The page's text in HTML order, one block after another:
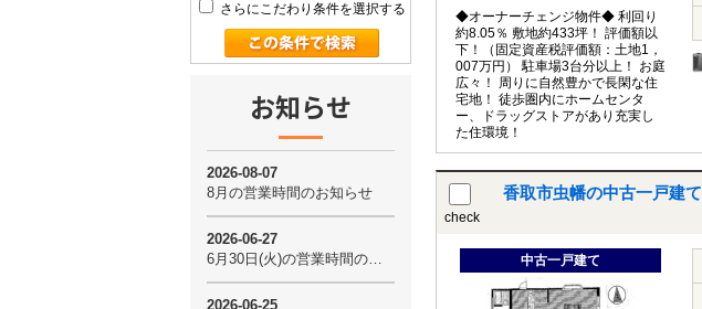
◆オーナーチェンジ物件◆ 利回り
約8.05％ 敷地約433坪！ 評価額以
下！（固定資産税評価額：土地1，
007万円） 駐車場3台分以上！ お庭
広々！ 周りに自然豊かで長閑な住
宅地！ 徒歩圏内にホームセンタ
ー、ドラッグストアがあり充実し
た住環境！
check
香取市虫幡の中古一戸建て
中古一戸建て
さらにこだわり条件を選択する
お知らせ